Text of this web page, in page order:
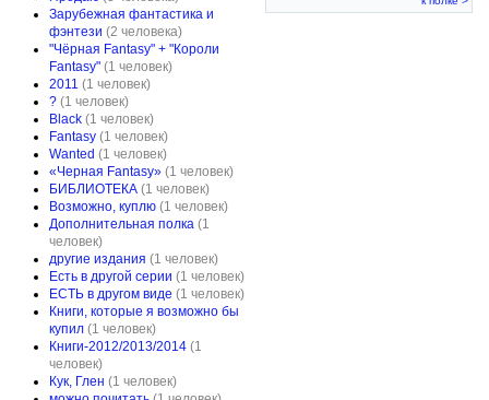
Зарубежная фантастика и
фэнтези (2 человека)
"Чёрная Fantasy" + "Короли
Fantasy" (1 человек)
2011 (1 человек)
? (1 человек)
Black (1 человек)
Fantasy (1 человек)
Wanted (1 человек)
«Черная Fantasy» (1 человек)
БИБЛИОТЕКА (1 человек)
Возможно, куплю (1 человек)
Дополнительная полка (1
человек)
другие издания (1 человек)
Есть в другой серии (1 человек)
ЕСТЬ в другом виде (1 человек)
Книги, которые я возможно бы
купил (1 человек)
Книги-2012/2013/2014 (1
человек)
Кук, Глен (1 человек)